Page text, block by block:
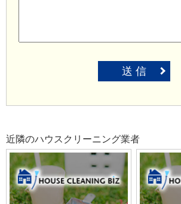
送 信
近隣のハウスクリーニング業者